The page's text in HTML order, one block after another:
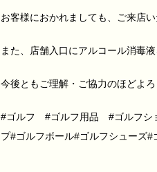
お客様におかれましても、ご来店
また、店舗入口にアルコール消毒
今後ともご理解・ご協力のほどよろ
#ゴルフ #ゴルフ用品 #ゴルフシ
プ#ゴルフボール#ゴルフシューズ